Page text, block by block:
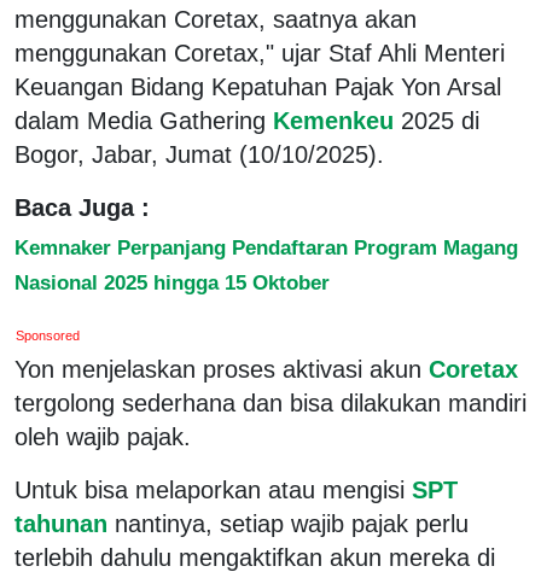
menggunakan Coretax, saatnya akan
menggunakan Coretax," ujar Staf Ahli Menteri
Keuangan Bidang Kepatuhan Pajak Yon Arsal
dalam Media Gathering Kemenkeu 2025 di
Bogor, Jabar, Jumat (10/10/2025).
Baca Juga :
Kemnaker Perpanjang Pendaftaran Program Magang
Nasional 2025 hingga 15 Oktober
Sponsored
Yon menjelaskan proses aktivasi akun Coretax
tergolong sederhana dan bisa dilakukan mandiri
oleh wajib pajak.
Untuk bisa melaporkan atau mengisi SPT
tahunan nantinya, setiap wajib pajak perlu
terlebih dahulu mengaktifkan akun mereka di